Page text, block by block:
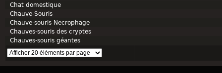
Chat domestique
Chauve-Souris
Chauve-souris Necrophage
Chauves-souris des cryptes
Chauves-souris géantes